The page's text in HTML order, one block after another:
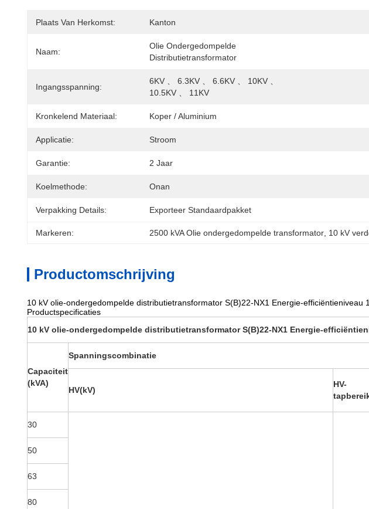
Plaats Van Herkomst: Kanton
Naam:
Olie Ondergedompelde
Distributietransformator
Ingangsspanning:
6KV 、 6.3KV 、 6.6KV 、 10KV 、
10.5KV 、 11KV
Kronkelend Materiaal: Koper / Aluminium
Applicatie: Stroom
Garantie: 2 Jaar
Koelmethode: Onan
Verpakking Details: Exporteer Standaardpakket
Markeren: 2500 kVA Olie ondergedompelde transformator 10 kV
Productomschrijving
10 kV olie-ondergedompelde distributietransformator S(B)22-NX1 Energie-efficiëntieniveau 1
Productspecificaties
10 kV olie-ondergedompelde distributietransformator S(B)22-NX1 Energie-
Capaciteit
(kVA)
Spanningscombinatie
HV(kV)
HV-
30
50
63
80